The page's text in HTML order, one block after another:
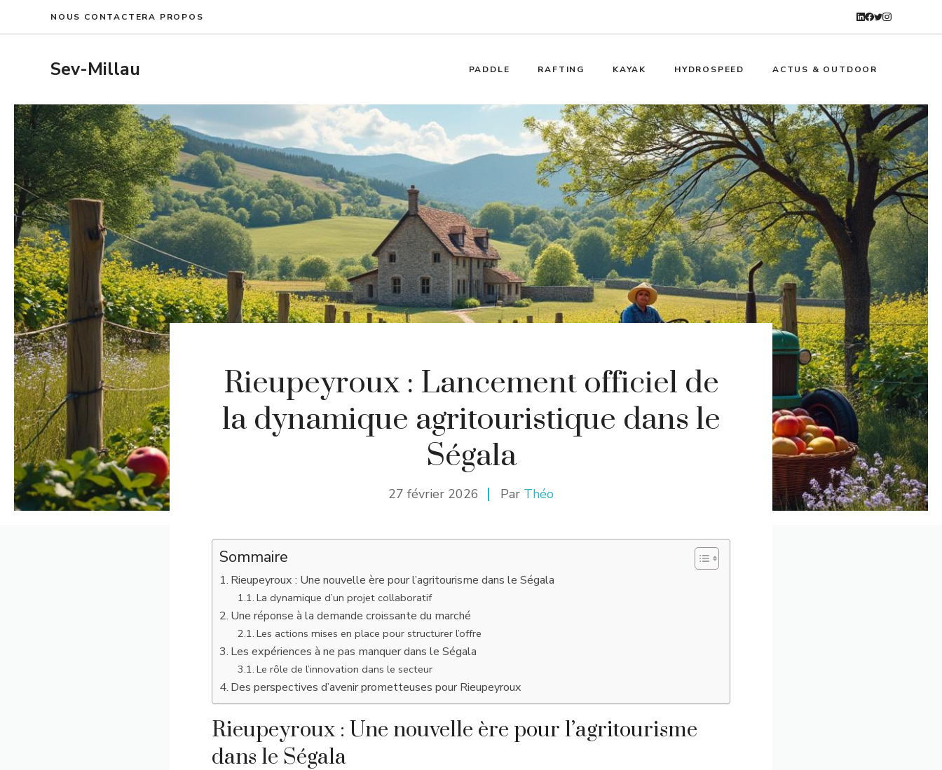
NOUS CONTACTERA PROPOS
Sev-Millau PADDLE RAFTING KAYAK HYDROSPEED ACTUS & OUTDOOR
Rieupeyroux : Lancement officiel de
la dynamique agritouristique dans le
Ségala
27 février 2026 Par Théo
Sommaire
Rieupeyroux : Une nouvelle ère pour l’agritourisme dans le Ségala
La dynamique d’un projet collaboratif
Une réponse à la demande croissante du marché
Les actions mises en place pour structurer l’offre
Les expériences à ne pas manquer dans le Ségala
Le rôle de l’innovation dans le secteur
Des perspectives d’avenir prometteuses pour Rieupeyroux
Rieupeyroux : Une nouvelle ère pour l’agritourisme
dans le Ségala